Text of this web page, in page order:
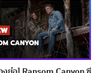
(2026) ซีรีส์วัยรุ่น